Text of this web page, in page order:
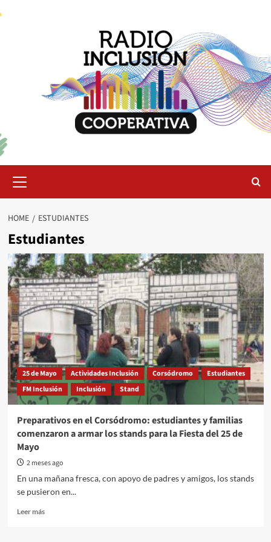
Menu
HOME ESTUDIANTES
Estudiantes
25 de Mayo Actividades Inclusión Corsódromo
Estudiantes
FM Inclusión
Inclusión Stand
Preparativos en el Corsódromo: estudiantes y familias
comenzaron a armar los stands para la Fiesta del 25 de
Mayo
2 meses ago
En una mañana fresca, con apoyo de padres y amigos, los stands
se pusieron en...
Leer másRead